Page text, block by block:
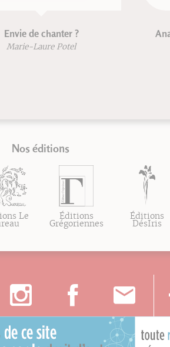
L'eau et ses secrets
Michael Gienger
Nos éditions
Le Éditions
Grégoriennes
Éditions
DésIris